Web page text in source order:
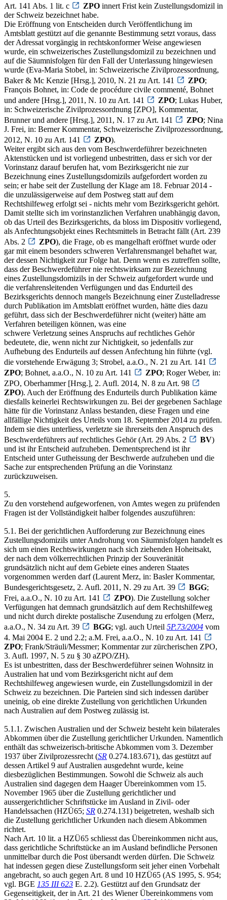
Art. 141 Abs. 1 lit. c
ZPO innert Frist kein Zustellungsdomizil in
der Schweiz bezeichnet habe.
Die Eröffnung von Entscheiden durch Veröffentlichung im
Amtsblatt gestützt auf die genannte Bestimmung setzt voraus, dass
der Adressat vorgängig in rechtskonformer Weise angewiesen
wurde, ein schweizerisches Zustellungsdomizil zu bezeichnen und
auf die Säumnisfolgen für den Fall der Unterlassung hingewiesen
wurde (Eva-Maria Stobel, in: Schweizerische Zivilprozessordnung,
Baker & Mc Kenzie [Hrsg.], 2010, N. 21 zu Art. 141
ZPO;
François Bohnet, in: Code de procédure civile commenté, Bohnet
und andere [Hrsg.], 2011, N. 10 zu Art. 141
ZPO; Lukas Huber,
in: Schweizerische Zivilprozessordnung [ZPO], Kommentar,
Brunner und andere [Hrsg.], 2011, N. 17 zu Art. 141
ZPO; Nina
J. Frei, in: Berner Kommentar, Schweizerische Zivilprozessordnung,
2012, N. 10 zu Art. 141
ZPO).
Weiter ergibt sich aus den vom Beschwerdeführer bezeichneten
Aktenstücken und ist vorliegend unbestritten, dass er sich vor der
Vorinstanz darauf berufen hat, vom Bezirksgericht nie zur
Bezeichnung eines Zustellungsdomizils aufgefordert worden zu
sein; er habe seit der Zustellung der Klage am 18. Februar 2014 -
die unzulässigerweise auf dem Postweg statt auf dem
Rechtshilfeweg erfolgt sei - nichts mehr vom Bezirksgericht gehört.
Damit stellte sich im vorinstanzlichen Verfahren unabhängig davon,
ob das Urteil des Bezirksgerichts, da bloss im Dispositiv vorliegend,
als Anfechtungsobjekt eines Rechtsmittels in Betracht fällt (Art. 239
Abs. 2
ZPO), die Frage, ob es mangelhaft eröffnet wurde oder
gar mit einem besonders schweren Verfahrensmangel behaftet war,
der dessen Nichtigkeit zur Folge hat. Denn wenn es zutreffen sollte,
dass der Beschwerdeführer nie rechtswirksam zur Bezeichnung
eines Zustellungsdomizils in der Schweiz aufgefordert wurde und
die verfahrensleitenden Verfügungen und das Endurteil des
Bezirksgerichts dennoch mangels Bezeichnung einer Zustelladresse
durch Publikation im Amtsblatt eröffnet wurden, hätte dies dazu
geführt, dass sich der Beschwerdeführer nicht (weiter) hätte am
Verfahren beteiligen können, was eine
schwere Verletzung seines Anspruchs auf rechtliches Gehör
bedeutete, die, wenn nicht zur Nichtigkeit, so jedenfalls zur
Aufhebung des Endurteils auf dessen Anfechtung hin führte (vgl.
die vorstehende Erwägung 3; Strobel, a.a.O., N. 21 zu Art. 141
ZPO; Bohnet, a.a.O., N. 10 zu Art. 141 ZPO; Roger Weber, in:
ZPO, Oberhammer [Hrsg.], 2. Aufl. 2014, N. 8 zu Art. 98
ZPO). Auch der Eröffnung des Endurteils durch Publikation käme
diesfalls keinerlei Rechtswirkungen zu. Bei der gegebenen Sachlage
hätte für die Vorinstanz Anlass bestanden, diese Fragen und eine
allfällige Nichtigkeit des Urteils vom 18. September 2014 zu prüfen.
Indem sie dies unterliess, verletzte sie ihrerseits den Anspruch des
Beschwerdeführers auf rechtliches Gehör (Art. 29 Abs. 2
BV)
und ist ihr Entscheid aufzuheben. Dementsprechend ist ihr
Entscheid unter Gutheissung der Beschwerde aufzuheben und die
Sache zur entsprechenden Prüfung an die Vorinstanz
zurückzuweisen.
5.
Zu den vorstehend aufgeworfenen, von Amtes wegen zu prüfenden
Fragen ist der Vollständigkeit halber folgendes auszuführen:
5.1. Bei der gerichtlichen Aufforderung zur Bezeichnung eines
Zustellungsdomizils unter Androhung von Säumnisfolgen handelt es
sich um einen Rechtswirkungen nach sich ziehenden Hoheitsakt,
der nach dem völkerrechtlichen Prinzip der Souveränität
grundsätzlich nicht auf dem Gebiete eines anderen Staates
vorgenommen werden darf (Laurent Merz, in: Basler Kommentar,
Bundesgerichtsgesetz, 2. Aufl. 2011, N. 29 zu Art. 39
BGG;
Frei, a.a.O., N. 10 zu Art. 141
ZPO). Die Zustellung solcher
Verfügungen hat demnach grundsätzlich auf dem Rechtshilfeweg
und nicht durch direkte postalische Zusendung zu erfolgen (Merz,
a.a.O., N. 34 zu Art. 39
BGG; vgl. auch Urteil 5P.73/2004 vom
4. Mai 2004 E. 2 und 2.2; a.M. Frei, a.a.O., N. 10 zu Art. 141
ZPO; Frank/Sträuli/Messmer; Kommentar zur zürcherischen ZPO,
3. Aufl. 1997, N. 5 zu § 30 aZPO/ZH).
Es ist unbestritten, dass der Beschwerdeführer seinen Wohnsitz in
Australien hat und vom Bezirksgericht nicht auf dem
Rechtshilfeweg angewiesen wurde, ein Zustellungsdomizil in der
Schweiz zu bezeichnen. Die Parteien sind sich indessen darüber
uneinig, ob eine direkte Zustellung von gerichtlichen Urkunden
nach Australien auf dem Postweg zulässig ist.
5.1.1. Zwischen Australien und der Schweiz besteht kein bilaterales
Abkommen über die Zustellung gerichtlicher Urkunden. Namentlich
enthält das schweizerisch-britische Abkommen vom 3. Dezember
1937 über Zivilprozessrecht (SR 0.274.183.671), das gestützt auf
dessen Artikel 9 auf Australien ausgedehnt wurde, keine
diesbezüglichen Bestimmungen. Sowohl die Schweiz als auch
Australien sind dagegen dem Haager Übereinkommen vom 15.
November 1965 über die Zustellung gerichtlicher und
aussergerichtlicher Schriftstücke im Ausland in Zivil- oder
Handelssachen (HZÜ65; SR 0.274.131) beigetreten, weshalb sich
die Zustellung gerichtlicher Urkunden nach diesem Abkommen
richtet.
Nach Art. 10 lit. a HZÜ65 schliesst das Übereinkommen nicht aus,
dass gerichtliche Schriftstücke an im Ausland befindliche Personen
unmittelbar durch die Post übersandt werden dürfen. Die Schweiz
hat indessen gegen diese Zustellungsform seit jeher einen Vorbehalt
angebracht, so auch gegen Art. 8 und 10 HZÜ65 (AS 1995, S. 954;
vgl. BGE 135 III 623 E. 2.2). Gestützt auf den Grundsatz der
Gegenseitigkeit, der in Art. 21 des Wiener Übereinkommens vom